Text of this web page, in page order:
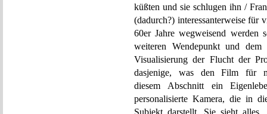
küßten und sie schlugen ihn /
(dadurch?) interessanterweise für
60er Jahre wegweisend werden
weiteren Wendepunkt und
Visualisierung der Flucht der
dasjenige, was den Film für
diesem Abschnitt ein
personalisierte Kamera, die in
Subjekt darstellt. Sie sieht alles,